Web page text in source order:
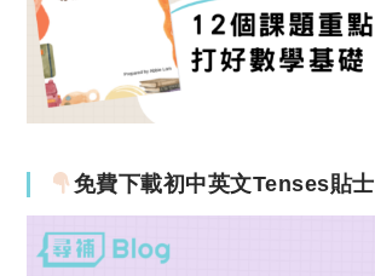
免費下載初中英文Tenses貼士